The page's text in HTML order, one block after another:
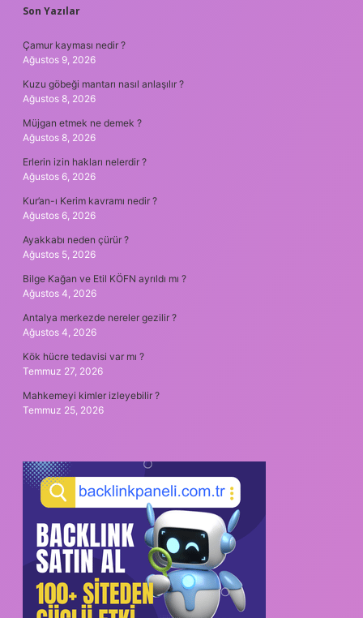
SIDEBAR
Son Yazılar
Çamur kayması nedir ?
Ağustos 9, 2026
Kuzu göbeği mantarı nasıl anlaşılır ?
Ağustos 8, 2026
Müjgan etmek ne demek ?
Ağustos 8, 2026
Erlerin izin hakları nelerdir ?
Ağustos 6, 2026
Kur’an-ı Kerim kavramı nedir ?
Ağustos 6, 2026
Ayakkabı neden çürür ?
Ağustos 5, 2026
Bilge Kağan ve Etil KÖFN ayrıldı mı ?
Ağustos 4, 2026
Antalya merkezde nereler gezilir ?
Ağustos 4, 2026
Kök hücre tedavisi var mı ?
Temmuz 27, 2026
Mahkemeyi kimler izleyebilir ?
Temmuz 25, 2026